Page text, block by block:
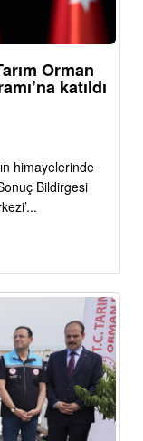
Orman
katıldı
himayelerinde
Bildirgesi